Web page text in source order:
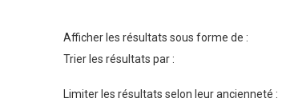
Afficher les résultats sous forme de :
Trier les résultats par :
Limiter les résultats selon leur ancienneté :